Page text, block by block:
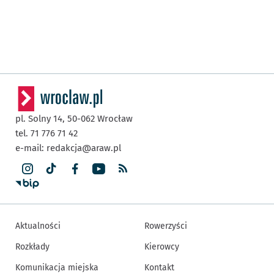
pl. Solny 14, 50-062 Wrocław
tel. 71 776 71 42
e-mail: redakcja@araw.pl
Aktualności
Rozkłady
Komunikacja miejska
Rowerzyści
Kierowcy
Kontakt